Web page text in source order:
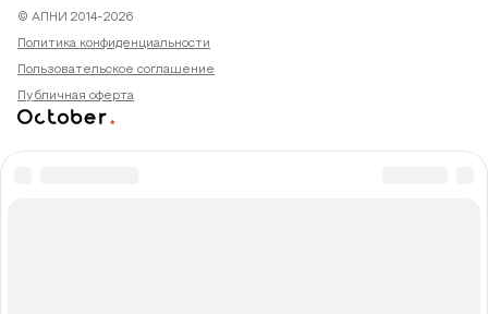
© АПНИ 2014-2026
Политика конфиденциальности
Пользовательское соглашение
Публичная оферта